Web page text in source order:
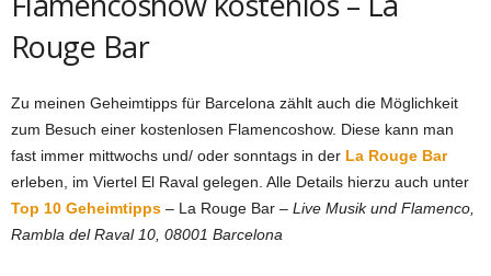
Rouge Bar
Zu meinen Geheimtipps für Barcelona zählt auch die Möglichkeit
zum Besuch einer kostenlosen Flamencoshow. Diese kann man
fast immer mittwochs und/ oder sonntags in der La Rouge Bar
erleben, im Viertel El Raval gelegen. Alle Details hierzu auch unter
Top 10 Geheimtipps – La Rouge Bar – Live Musik und Flamenco,
Rambla del Raval 10, 08001 Barcelona